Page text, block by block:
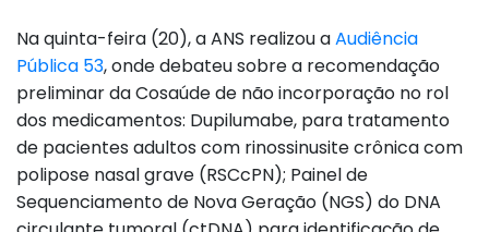
Na quinta-feira (20), a ANS realizou aAudiência
Pública 53, onde debateu sobre a recomendação
preliminar da Cosaúde de não incorporação no rol
dos medicamentos: Dupilumabe, para tratamento
de pacientes adultos com rinossinusite crônica com
polipose nasal grave (RSCcPN); Painel de
Sequenciamento de Nova Geração (NGS) do DNA